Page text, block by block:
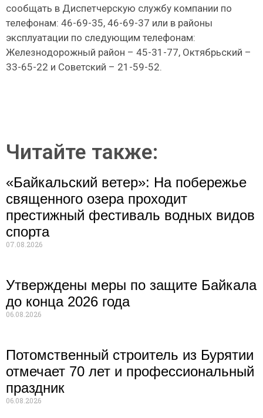
сообщать в Диспетчерскую службу компании по
телефонам: 46-69-35, 46-69-37 или в районы
эксплуатации по следующим телефонам:
Железнодорожный район – 45-31-77, Октябрьский –
33-65-22 и Советский – 21-59-52.
Читайте также:
«Байкальский ветер»: На побережье
священного озера проходит
престижный фестиваль водных видов
спорта
07.08.2026
Утверждены меры по защите Байкала
до конца 2026 года
06.08.2026
Потомственный строитель из Бурятии
отмечает 70 лет и профессиональный
праздник
06.08.2026